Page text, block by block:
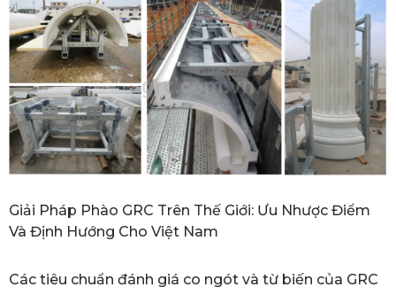
Giải Pháp Phào GRC Trên Thế Giới: Ưu Nhược Điểm
Và Định Hướng Cho Việt Nam
Các tiêu chuẩn đánh giá co ngót và từ biến của GRC